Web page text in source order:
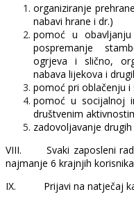
organiziranje
nabavi hrane i dr.)
pomoć u obavljanju
pospremanje
ogrjeva i slično,
nabava lijekova i
pomoć pri oblačenju i
pomoć u socijalnoj
društvenim
zadovoljavanje
VIII.
Svaki zaposleni
najmanje 6 krajnjih
IX.
Prijavi na natječaj